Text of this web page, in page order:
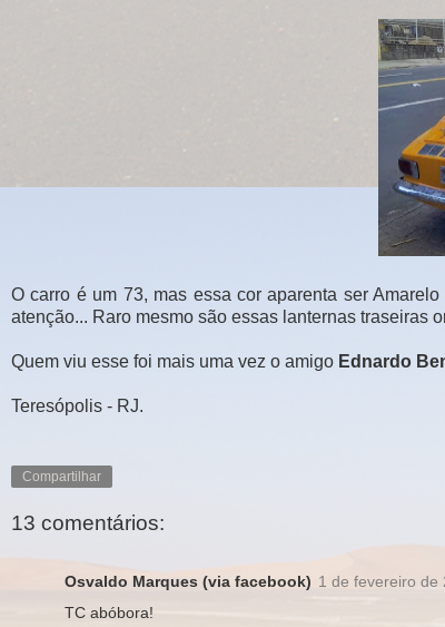
O carro é um 73, mas essa cor aparenta ser
atenção... Raro mesmo são essas lanternas traseiras
Quem viu esse foi mais uma vez o amigo Ednardo
Teresópolis - RJ.
Compartilhar
13 comentários:
Osvaldo Marques (via facebook) 1 de fevereiro de
TC abóbora!